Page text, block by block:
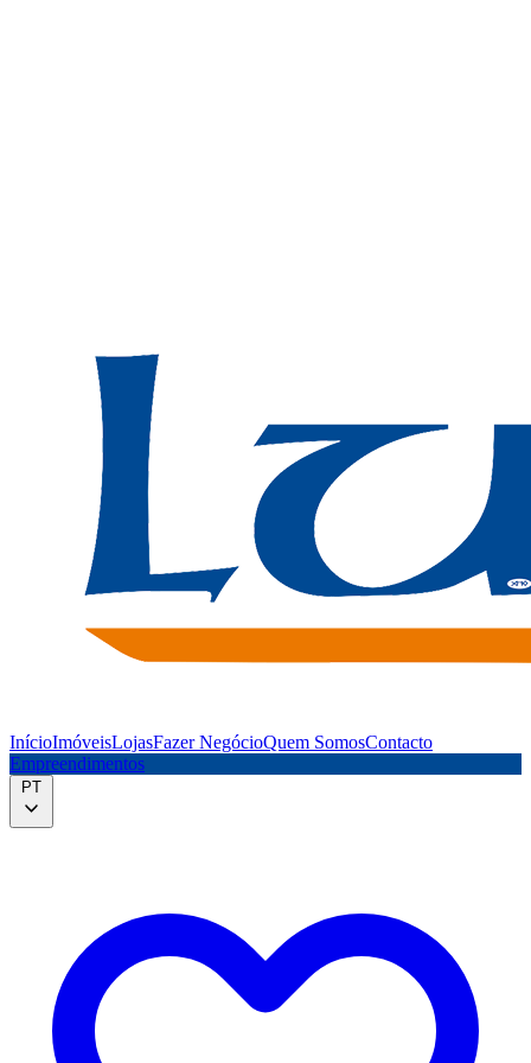
InícioImóveisLojasFazer NegócioQuem SomosContacto
Empreendimentos